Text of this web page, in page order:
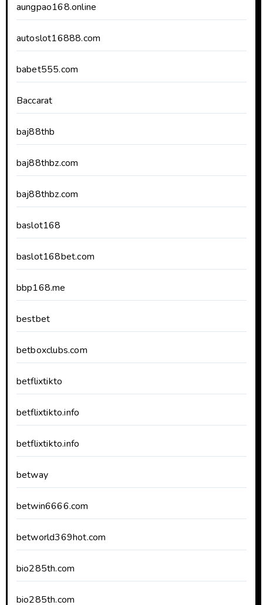
aungpao168.online
autoslot16888.com
babet555.com
Baccarat
baj88thb
baj88thbz.com
baj88thbz.com
baslot168
baslot168bet.com
bbp168.me
bestbet
betboxclubs.com
betflixtikto
betflixtikto.info
betflixtikto.info
betway
betwin6666.com
betworld369hot.com
bio285th.com
bio285th.com